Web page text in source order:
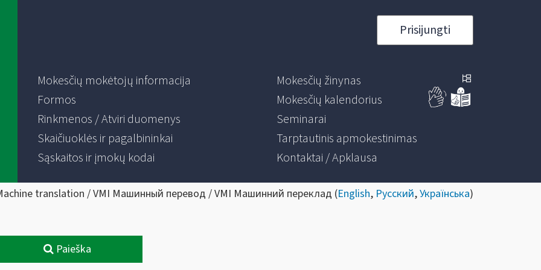
Prisijungti
Mokesčių mokėtojų informacija
Formos
Rinkmenos / Atviri duomenys
Skaičiuoklės ir pagalbininkai
Sąskaitos ir įmokų kodai
Mokesčių žinynas
Mokesčių kalendorius
Seminarai
Tarptautinis apmokestinimas
Kontaktai / Apklausa
translation / VMI Машинный перевод / VMI Машинний переклад (English, Русский,Українська)
Paieška